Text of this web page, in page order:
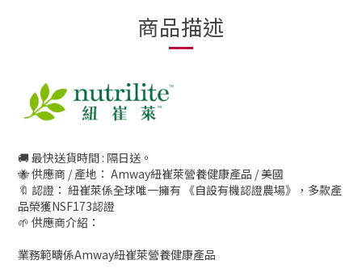
商品描述
🚚 最快送貨時間 : 隔日送。
🐝 供應商 / 產地： Amway紐崔萊營養健康產品 / 美國
🔖 認證： 紐崔萊係全球唯一擁有 《自設有機認證農場》，多款產
品榮獲NSF173認證
🌱 供應商介紹：
業務範疇係Amway紐崔萊營養健康產品